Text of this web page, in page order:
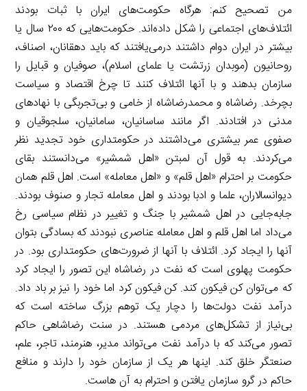
من تصحیح کنم: هرگاه حکومت‌های ایران با ثبات بودند
ائتلاف‌های اجتماعی را شکل داده‌اند. حکومت‌هایی که ۲۰۰ سال یا
بیشتر در ایران دوام داشتند درمی‌یافتند که باید دهقانان، اصناف،
روحانیون (موبدان زرتشت یا علمای اسلام)، صوفیان و قبایل را
سازمان بدهند و با آنها ائتلاف کنند تا چرخ اقتصاد و سیاست
بچرخد. رضاشاه و محمدرضاشاه از خامی و بی‌تجربگی با نهادهای
مدنی در افتادند. اگر مانند ساسانیان، سامانیان، سلجوقیان و
صفوی عمر بیشتری می‌داشتند در حکومتداری خود تجدید نظر
می‌کردند. به قول آن لمبتن «اهل شمشیر» می‌دانستند بقای
حکومت بر احترام «اهل قلم» و «اهل معامله» است. اهل قلم همان
دیوانسالاران، علما و ادبا بودند و اهل معامله تجار و صنوف بودند.
جابه‌جایی در اهل شمشیر با جنگ و تغییر در نظام سیاسی رخ
می‌داد اما اهل قلم و اهل معامله عناصری نبودند که بسادگی بتوان
آنها را ایجاد کرد. ائتلاف با آنها از ضرورت‌های حکومتداری بود. در
حکومت پهلوی است که نفت در رضاشاه این تصور را ایجاد کرد
که می‌توان کن فیکون کند. کن فیکون کرد اما خود را نیز بر باد داد.
درآمد نفت دولت‌ها را دچار یک توهم بزرگ ساخته است که
بی‌نیاز از تشکل‌های مردمی هستند. در سنت رضاشاهی حاکم
تصور می‌کند که با درآمد نفت می‌تواند مدیر، هنرمند، تاجر، علم،
صنعتگر خلق کند. اینها هر یک از سازمان خود را دارند و منافع
حاکم در گرو سازمان یافتن و احترام به آن هاست.